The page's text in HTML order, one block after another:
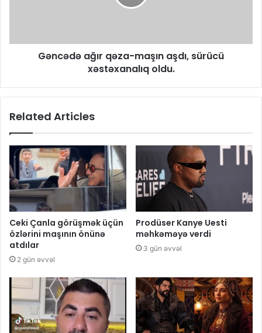
Gəncədə ağır qəza-maşın aşdı, sürücü
xəstəxanalıq oldu.
Related Articles
Ceki Çanla görüşmək üçün
özlərini maşının önünə
atdılar
2 gün əvvəl
Prodüser Kanye Uesti
məhkəməyə verdi
3 gün əvvəl